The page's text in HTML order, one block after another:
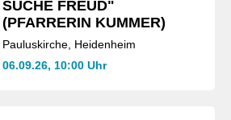
SUCHE FREUD"
(PFARRERIN KUMMER)
Pauluskirche, Heidenheim
06.09.26, 10:00 Uhr